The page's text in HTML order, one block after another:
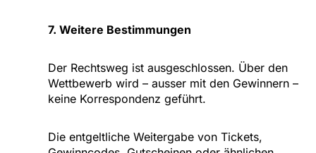
7. Weitere Bestimmungen
Der Rechtsweg ist ausgeschlossen. Über den
Wettbewerb wird – ausser mit den Gewinnern –
keine Korrespondenz geführt.
Die entgeltliche Weitergabe von Tickets,